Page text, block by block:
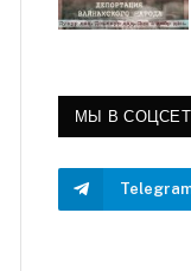
МЫ В